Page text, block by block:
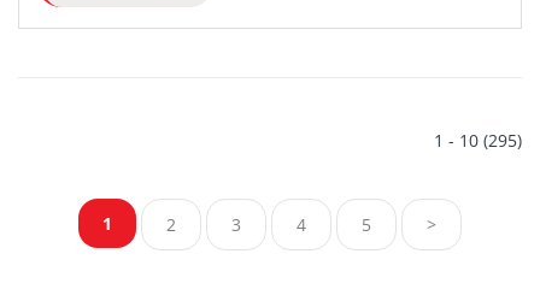
1 - 10 (295)
1 2 3 4 5 >